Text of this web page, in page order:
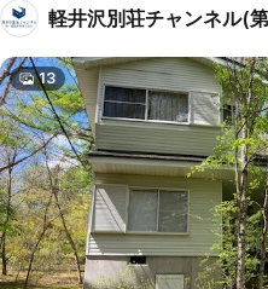
軽井沢別荘チャンネル(
13